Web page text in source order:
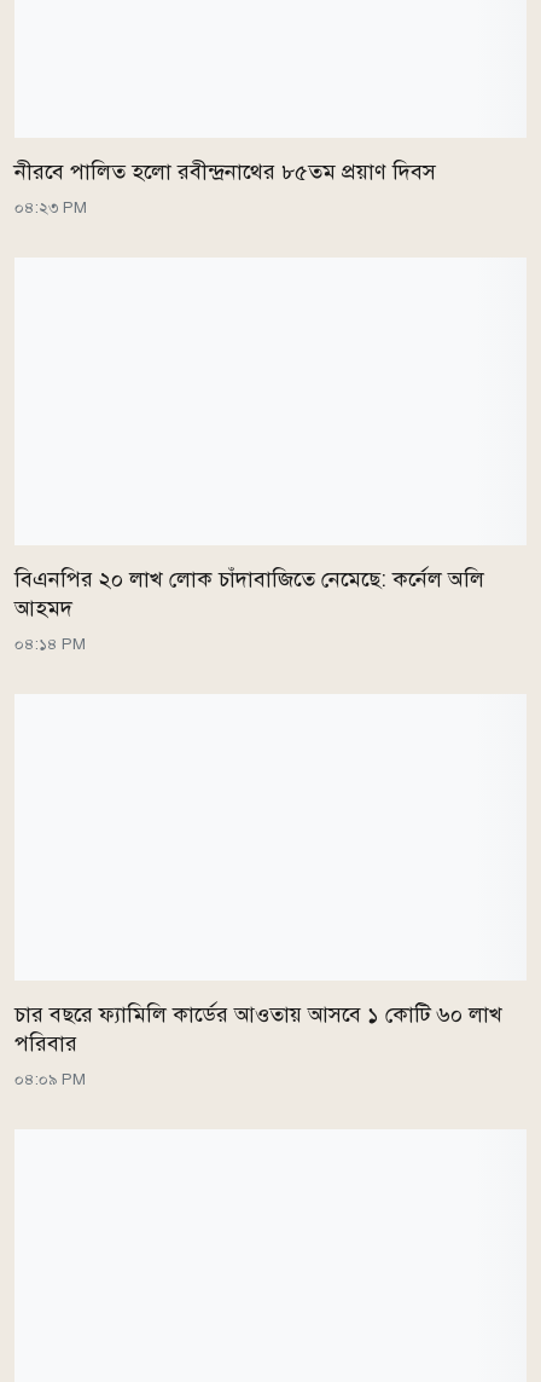
নীরবে পালিত হলো রবীন্দ্রনাথের ৮৫তম প্রয়াণ দিবস
০৪:২৩ PM
বিএনপির ২০ লাখ লোক চাঁদাবাজিতে নেমেছে: কর্নেল অলি
আহমদ
০৪:১৪ PM
চার বছরে ফ্যামিলি কার্ডের আওতায় আসবে ১ কোটি ৬০ লাখ
পরিবার
০৪:০৯ PM